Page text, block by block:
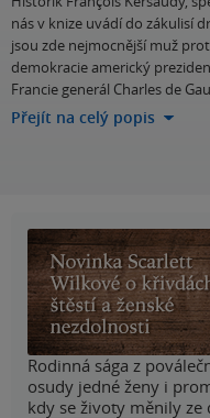
nás v knize uvádí do zákulisí
jsou zde nejmocnější muž
demokracie americký
Francie generál Charles de
Přejít na celý popis
Rodinná sága z
osudy jedné ženy i
kdy se životy měnily ze